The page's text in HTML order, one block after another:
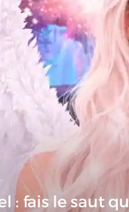
: fais le saut